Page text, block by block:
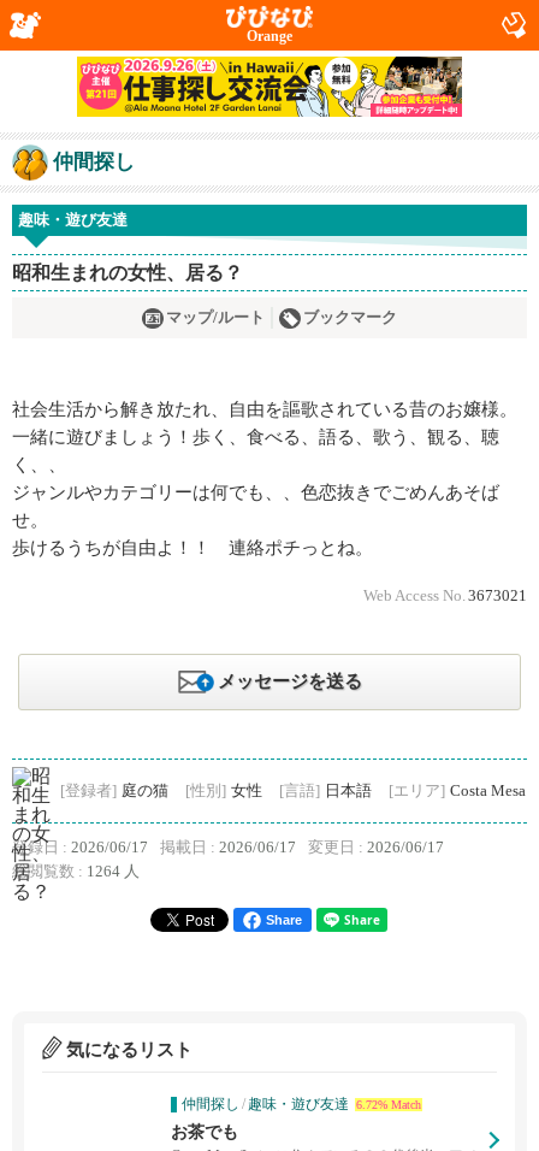
Orange
仲間探し
趣味・遊び友達
昭和生まれの女性、居る？
マップ/ルート ブックマーク
社会生活から解き放たれ、自由を謳歌されている昔のお嬢様。
一緒に遊びましょう！歩く、食べる、語る、歌う、観る、聴
く、、
ジャンルやカテゴリーは何でも、、色恋抜きでごめんあそば
せ。
歩けるうちが自由よ！！ 連絡ポチっとね。
Web Access No. 3673021
メッセージを送る
[登録者] 庭の猫 [性別] 女性 [言語] 日本語 [エリア] Costa Mesa
登録日 : 2026/06/17 掲載日 : 2026/06/17 変更日 : 2026/06/17
総閲覧数 : 1264 人
Share
気になるリスト
仲間探し / 趣味・遊び友達 6.72% Match
お茶でも